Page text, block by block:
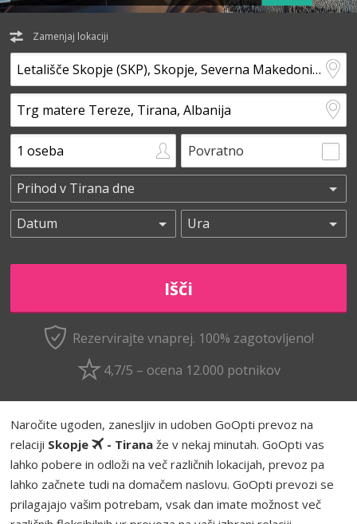
Zamenjaj lokaciji
Povratno
Rezervirajte vnaprej. 100% zagotovljeno!
4,7/5 – ocena 12.000 potnikov
Naročite ugoden, zanesljiv in udoben GoOpti prevoz na
relaciji Skopje - Tirana že v nekaj minutah. GoOpti vas
lahko pobere in odloži na več različnih lokacijah, prevoz pa
lahko začnete tudi na domačem naslovu. GoOpti prevozi se
prilagajajo vašim potrebam, vsak dan imate možnost več